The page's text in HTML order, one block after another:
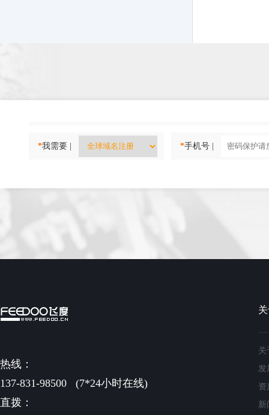
*我需要 | *手机号 |
热线：
137-831-98500
(7*24小时在线)
直拨：
关
发
资
新